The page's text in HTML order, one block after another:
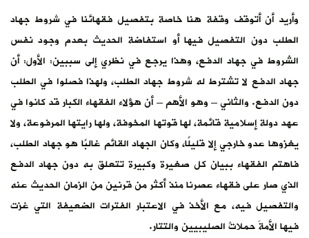
وأريد أن أتوقف وقفة هنا خاصة بتفصيل فقهائنا في شروط جهاد
الطلب دون التفصيل فيها أو استفاضة الحديث بعدم وجود نفس
الشروط في جهاد الدفع، وهذا يرجع في نظري إلى سببين: الأول: أن
جهاد الدفع لا تشترط له شروط جهاد الطلب، ولهذا فصلوا في الطلب
دون الدفع. والثاني – وهو الأهم – أن هؤلاء الفقهاء الكبار قد كانوا في
عهد دولة إسلامية قائمة، لها قوتها المخوفة، ولها رايتها المرفوعة، ولا
يغزوها عدو خارجي إلا قليلًا، وكان الجهاد القائم غالبًا هو جهاد الطلب،
فاهتم الفقهاء ببيان كل صغيرة وكبيرة تتعلق به دون جهاد الدفع
الذي صار على فقهاء عصرنا منذ أكثر من قرنين من الزمان الحديث عنه
والتفصيل فيه، مع الأخذ في الاعتبار الفترات الضعيفة التي غزت
فيها الأمةَ حملاتُ الصليبيين والتتار.